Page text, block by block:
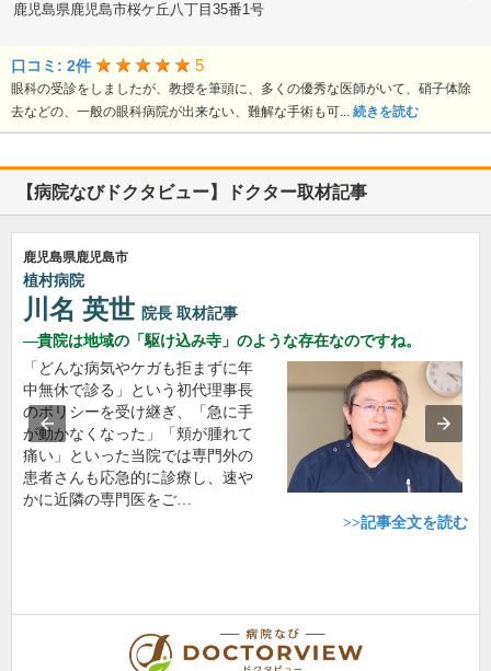
鹿児島県鹿児島市桜ケ丘八丁目35番1号
口コミ: 2件 5
眼科の受診をしましたが、教授を筆頭に、多くの優秀な医師がいて、硝子体除
去などの、一般の眼科病院が出来ない、難解な手術も可... 続きを読む
【病院なびドクタビュー】ドクター取材記事
鹿児島県鹿児島市
植村病院
川名 英世 院長 取材記事
貴院は地域の「駆け込み寺」のような存在なのですね。
「どんな病気やケガも拒まずに年
中無休で診る」という初代理事長
のポリシーを受け継ぎ、「急に手
が動かなくなった」「頬が腫れて
痛い」といった当院では専門外の
患者さんも応急的に診療し、速や
かに近隣の専門医をご…
>>記事全文を読む